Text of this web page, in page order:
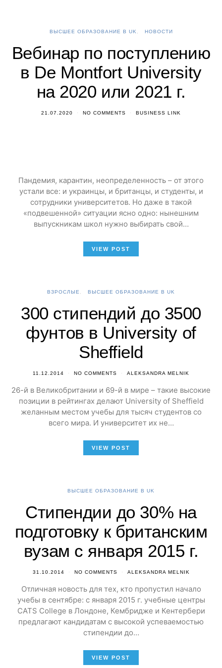
ВЫСШЕЕ ОБРАЗОВАНИЕ В UK НОВОСТИ
Вебинар по поступлению
в De Montfort University
на 2020 или 2021 г.
21.07.2020 NO COMMENTS BUSINESS LINK
Пандемия, карантин, неопределенность – от этого
устали все: и украинцы, и британцы, и студенты, и
сотрудники университетов. Но даже в такой
«подвешенной» ситуации ясно одно: нынешним
выпускникам школ нужно выбирать свой…
VIEW POST
ВЗРОСЛЫЕ ВЫСШЕЕ ОБРАЗОВАНИЕ В UK
300 стипендий до 3500
фунтов в University of
Sheffield
11.12.2014 NO COMMENTS ALEKSANDRA MELNIK
26-й в Великобритании и 69-й в мире – такие высокие
позиции в рейтингах делают University of Sheffield
желанным местом учебы для тысяч студентов со
всего мира. И университет их не…
VIEW POST
ВЫСШЕЕ ОБРАЗОВАНИЕ В UK
Стипендии до 30% на
подготовку к британским
вузам с января 2015 г.
31.10.2014 NO COMMENTS ALEKSANDRA MELNIK
Отличная новость для тех, кто пропустил начало
учебы в сентябре: с января 2015 г. учебные центры
CATS College в Лондоне, Кембридже и Кентербери
предлагают кандидатам с высокой успеваемостью
стипендии до…
VIEW POST